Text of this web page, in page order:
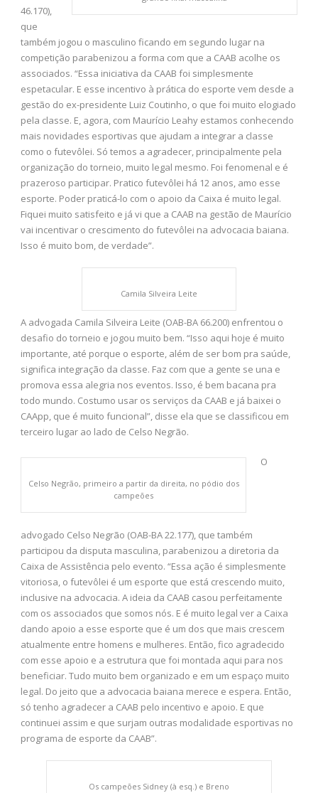
46.170),
que
também jogou o masculino ficando em segundo lugar na
competição parabenizou a forma com que a CAAB acolhe os
associados. “Essa iniciativa da CAAB foi simplesmente
espetacular. E esse incentivo à prática do esporte vem desde a
gestão do ex-presidente Luiz Coutinho, o que foi muito elogiado
pela classe. E, agora, com Maurício Leahy estamos conhecendo
mais novidades esportivas que ajudam a integrar a classe
como o futevôlei. Só temos a agradecer, principalmente pela
organização do torneio, muito legal mesmo. Foi fenomenal e é
prazeroso participar. Pratico futevôlei há 12 anos, amo esse
esporte. Poder praticá-lo com o apoio da Caixa é muito legal.
Fiquei muito satisfeito e já vi que a CAAB na gestão de Maurício
vai incentivar o crescimento do futevôlei na advocacia baiana.
Isso é muito bom, de verdade”.
Camila Silveira Leite
A advogada Camila Silveira Leite (OAB-BA 66.200) enfrentou o
desafio do torneio e jogou muito bem. “Isso aqui hoje é muito
importante, até porque o esporte, além de ser bom pra saúde,
significa integração da classe. Faz com que a gente se una e
promova essa alegria nos eventos. Isso, é bem bacana pra
todo mundo. Costumo usar os serviços da CAAB e já baixei o
CAApp, que é muito funcional”, disse ela que se classificou em
terceiro lugar ao lado de Celso Negrão.
Celso Negrão, primeiro a partir da direita, no pódio dos
campeões
O
advogado Celso Negrão (OAB-BA 22.177), que também
participou da disputa masculina, parabenizou a diretoria da
Caixa de Assistência pelo evento. “Essa ação é simplesmente
vitoriosa, o futevôlei é um esporte que está crescendo muito,
inclusive na advocacia. A ideia da CAAB casou perfeitamente
com os associados que somos nós. E é muito legal ver a Caixa
dando apoio a esse esporte que é um dos que mais crescem
atualmente entre homens e mulheres. Então, fico agradecido
com esse apoio e a estrutura que foi montada aqui para nos
beneficiar. Tudo muito bem organizado e em um espaço muito
legal. Do jeito que a advocacia baiana merece e espera. Então,
só tenho agradecer a CAAB pelo incentivo e apoio. E que
continuei assim e que surjam outras modalidade esportivas no
programa de esporte da CAAB”.
Os campeões Sidney (à esq.) e Breno